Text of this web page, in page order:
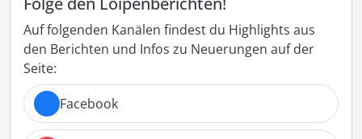
Auf folgenden Kanälen findest du Highlights aus
den Berichten und Infos zu Neuerungen auf der
Seite:
Facebook